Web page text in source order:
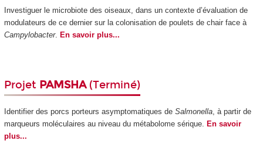
Investiguer le microbiote des oiseaux, dans un contexte d’évaluation de
modulateurs de ce dernier sur la colonisation de poulets de chair face à
Campylobacter. En savoir plus...
Projet PAMSHA(Terminé)
Identifier des porcs porteurs asymptomatiques de Salmonella, à partir de
marqueurs moléculaires au niveau du métabolome sérique. En savoir
plus...